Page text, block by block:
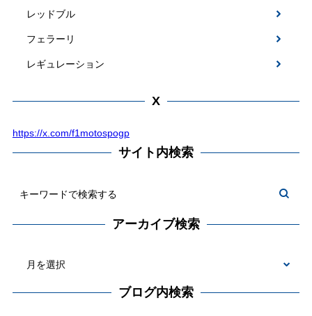
レッドブル
フェラーリ
レギュレーション
X
https://x.com/f1motospogp
サイト内検索
アーカイブ検索
ブログ内検索